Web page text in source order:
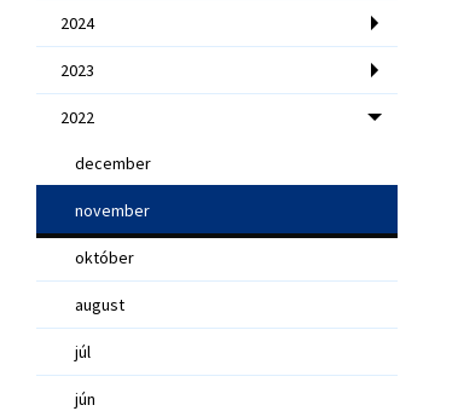
2024
2023
2022
december
november
október
august
júl
jún